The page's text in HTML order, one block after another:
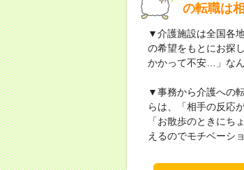
の転職は
▼介護施設は全国各
の希望をもとにお探
かかって不安…」な
▼事務から介護への
らは、「相手の反応
「お散歩のときにち
えるのでモチベーシ